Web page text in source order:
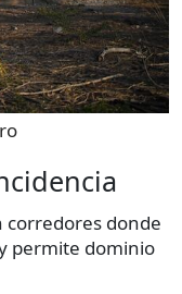
corredores donde
permite dominio